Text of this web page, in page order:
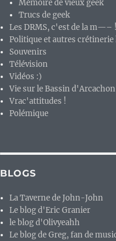
Mémoire de vieux geek
Trucs de geek
Les DRMS, c'est de la m—– !
Politique et autres crétinerie
Souvenirs
Télévision
Vidéos :)
Vie sur le Bassin d'Arcachon
Vrac'attitudes !
Polémique
BLOGS
La Taverne de John-John
Le blog d'Eric Granier
le blog d'Olivyeahh
Le blog de Greg, fan de